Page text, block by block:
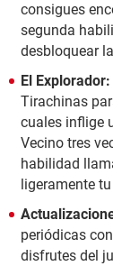
consigues
segunda
desbloquear
El Explorador:
Tirachinas
cuales inflige
Vecino tres
habilidad
ligeramente
periódicas
disfrutes del